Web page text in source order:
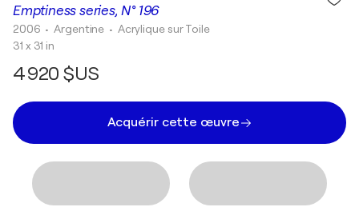
Emptiness series, N° 196
2006 • Argentine • Acrylique sur Toile
31 x 31 in
4 920 $US
Acquérir cette œuvre